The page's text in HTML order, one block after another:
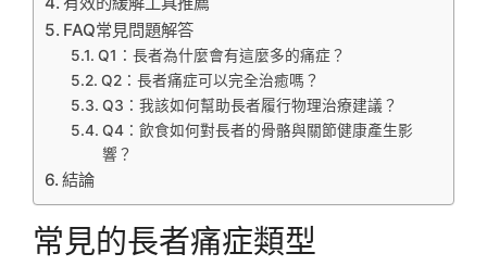
FAQ常見問題解答
Q1：長者為什麼會有這麼多的痛症？
Q2：長者痛症可以完全治癒嗎？
Q3：我該如何幫助長者履行物理治療建議？
Q4：飲食如何對長者的骨骼與關節健康產生影
響？
結論
常見的長者痛症類型